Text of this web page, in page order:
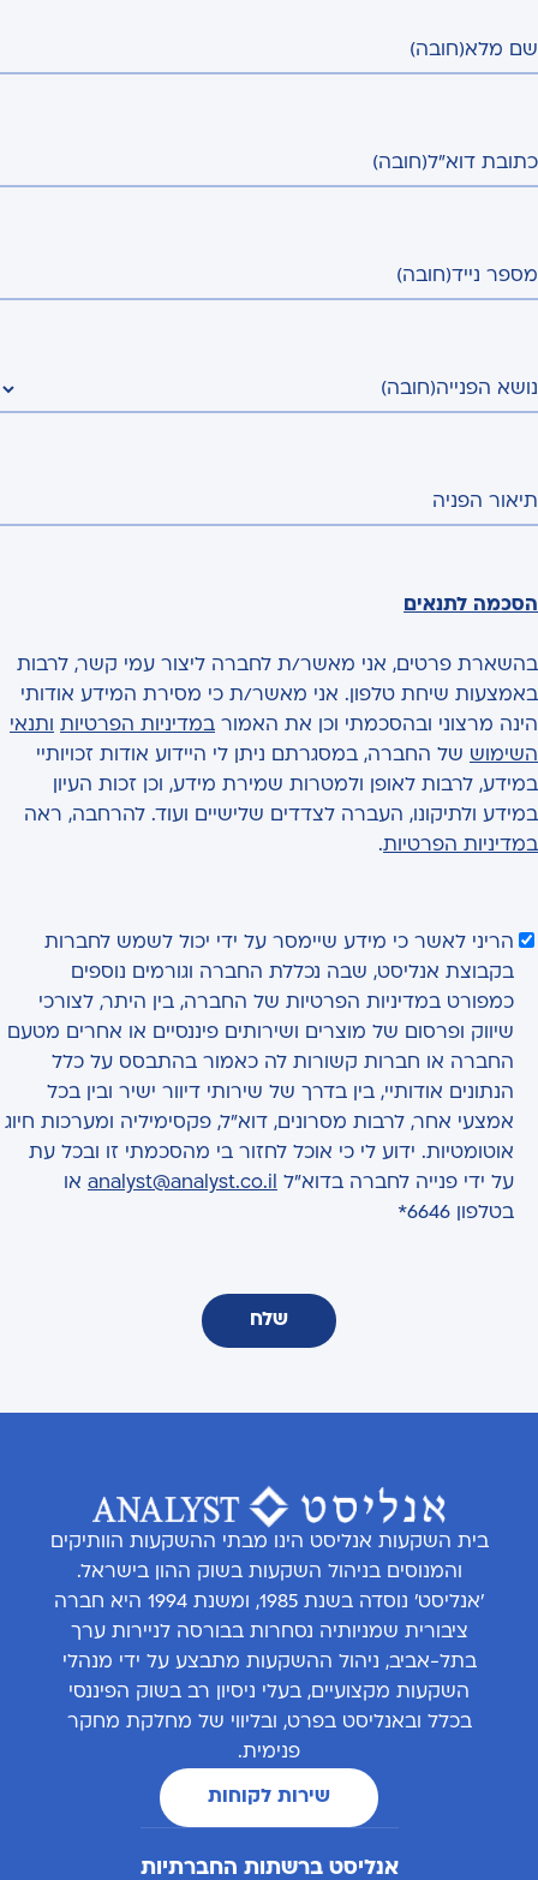
שם מלא(חובה)
כתובת דוא"ל(חובה)
מספר נייד(חובה)
נושא הפנייה(חובה)
תיאור הפניה
הסכמה לתנאים
בהשארת פרטים, אני מאשר/ת לחברה ליצור עמי קשר, לרבות
באמצעות שיחת טלפון. אני מאשר/ת כי מסירת המידע אודותי
הינה מרצוני ובהסכמתי וכן את האמור במדיניות הפרטיות
ותנאי
השימוש של החברה, במסגרתם ניתן לי היידוע אודות זכויותיי
במידע, לרבות לאופן ולמטרות שמירת מידע, וכן זכות העיון
במידע ולתיקונו, העברה לצדדים שלישיים ועוד. להרחבה, ראה
במדיניות הפרטיות.
הריני לאשר כי מידע שיימסר על ידי יכול לשמש לחברות
בקבוצת אנליסט, שבה נכללת החברה וגורמים נוספים
כמפורט במדיניות הפרטיות של החברה, בין היתר, לצורכי
שיווק ופרסום של מוצרים ושירותים פיננסיים או אחרים מטעם
החברה או חברות קשורות לה כאמור בהתבסס על כלל
הנתונים אודותיי, בין בדרך של שירותי דיוור ישיר ובין בכל
אמצעי אחר, לרבות מסרונים, דוא"ל, פקסימיליה ומערכות חיוג
אוטומטיות. ידוע לי כי אוכל לחזור בי מהסכמתי זו ובכל עת
על ידי פנייה לחברה בדוא"ל
analyst@analyst.co.il או
בטלפון 6646*
שלח
בית השקעות אנליסט הינו מבתי ההשקעות הוותיקים
והמנוסים בניהול השקעות בשוק ההון בישראל.
'אנליסט' נוסדה בשנת 1985, ומשנת 1994 היא חברה
ציבורית שמניותיה נסחרות בבורסה לניירות ערך
בתל-אביב, ניהול ההשקעות מתבצע על ידי מנהלי
השקעות מקצועיים, בעלי ניסיון רב בשוק הפיננסי
בכלל ובאנליסט בפרט, ובליווי של מחלקת מחקר
פנימית.
שירות לקוחות
אנליסט ברשתות החברתיות